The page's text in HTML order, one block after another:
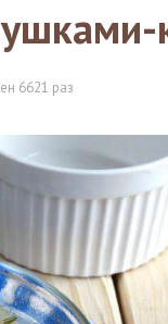
6621 раз